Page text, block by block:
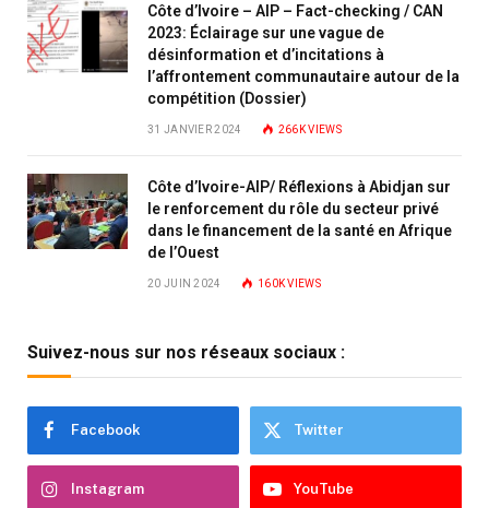
Côte d’Ivoire – AIP – Fact-checking / CAN
2023: Éclairage sur une vague de
désinformation et d’incitations à
l’affrontement communautaire autour de la
compétition (Dossier)
31 JANVIER 2024 266KVIEWS
Côte d’Ivoire-AIP/ Réflexions à Abidjan sur
le renforcement du rôle du secteur privé
dans le financement de la santé en Afrique
de l’Ouest
20 JUIN 2024 160KVIEWS
Suivez-nous sur nos réseaux sociaux :
Facebook Twitter
Instagram YouTube